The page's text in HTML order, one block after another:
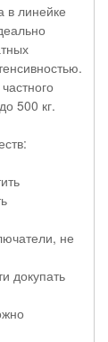
в линейке
500 кг.
не
докупать